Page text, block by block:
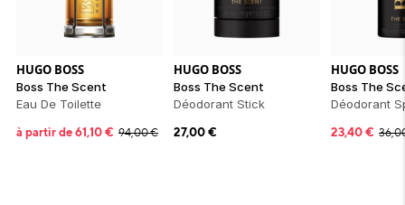
HUGO BOSS
Boss The Scent
Eau De Toilette
à partir de61,10€ 94,00€
HUGO BOSS
Boss The Scent
Déodorant Stick
27,00€
HUGO BOSS
Boss The
Déodorant
23,40€